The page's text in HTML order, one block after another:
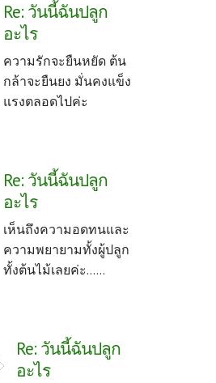
Re: วันนี้ฉันปลูก
อะไร
ความรักจะยืนหยัด ต้น
กล้าจะยืนยง มั่นคงแข็ง
แรงตลอดไปค่ะ
Re: วันนี้ฉันปลูก
อะไร
เห็นถึงความอดทนและ
ความพยายามทั้งผู้ปลูก
ทั้งต้นไม้เลยค่ะ......
Re: วันนี้ฉันปลูก
อะไร